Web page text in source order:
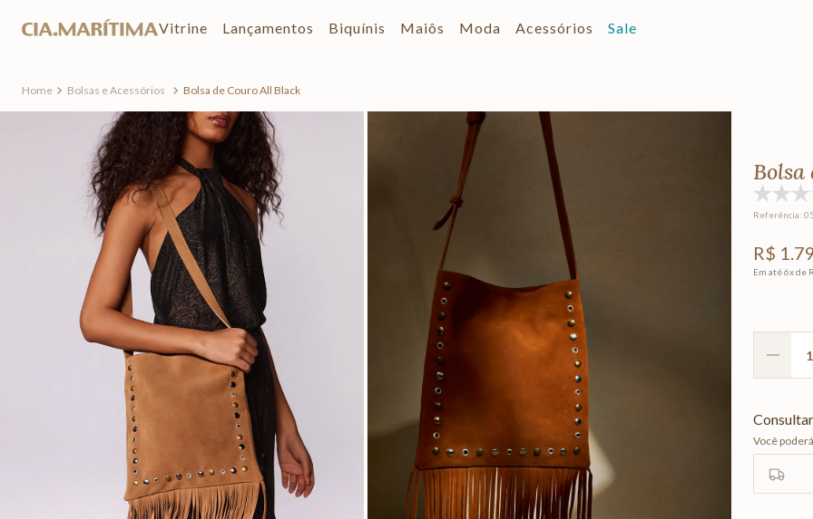
Vitrine Lançamentos Biquínis Maiôs Moda Acessórios Sale
Bolsas e Acessórios Bolsa de Couro All Black
Bolsa
Referência:
R$ 1.
Em até6x de